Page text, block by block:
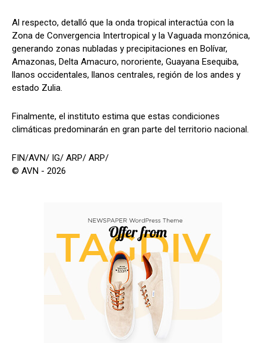
Al respecto, detalló que la onda tropical interactúa con la
Zona de Convergencia Intertropical y la Vaguada monzónica,
generando zonas nubladas y precipitaciones en Bolívar,
Amazonas, Delta Amacuro, nororiente, Guayana Esequiba,
llanos occidentales, llanos centrales, región de los andes y
estado Zulia.
Finalmente, el instituto estima que estas condiciones
climáticas predominarán en gran parte del territorio nacional.
FIN/AVN/ IG/ ARP/ ARP/
© AVN - 2026